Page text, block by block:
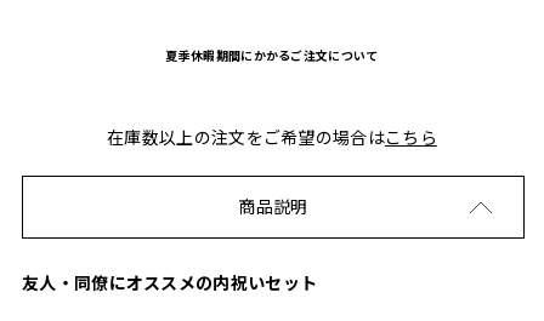
夏季休暇期間にかかるご注文について
在庫数以上の注文をご希望の場合はこちら
商品説明
友人・同僚にオススメの内祝いセット